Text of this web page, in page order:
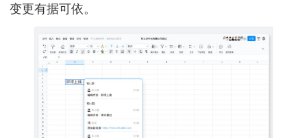
变更有据可依。